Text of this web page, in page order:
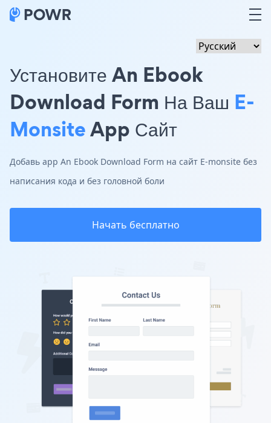
Установите An Ebook
Download Form На Ваш E-
MonsiteApp Сайт
Добавь app An Ebook Download Form на сайт E-monsite без
написания кода и без головной боли
Начать бесплатно